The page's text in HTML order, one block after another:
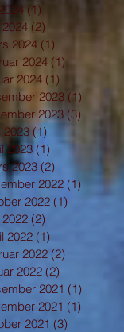
(1)
2024 (2)
2024 (1)
2024 (1)
2024 (1)
2023 (1)
2023 (3) 3 innlegg
2023 (1) 1 innlegg
2023 (1) 1 innlegg
2023 (2) 2 innlegg
2022 (1)1 innlegg
2022 (1) 1 innlegg
2022 (2)
2022 (1)
2022 (2)
2022 (2)
2021 (1)
2021 (1)
2021 (3)